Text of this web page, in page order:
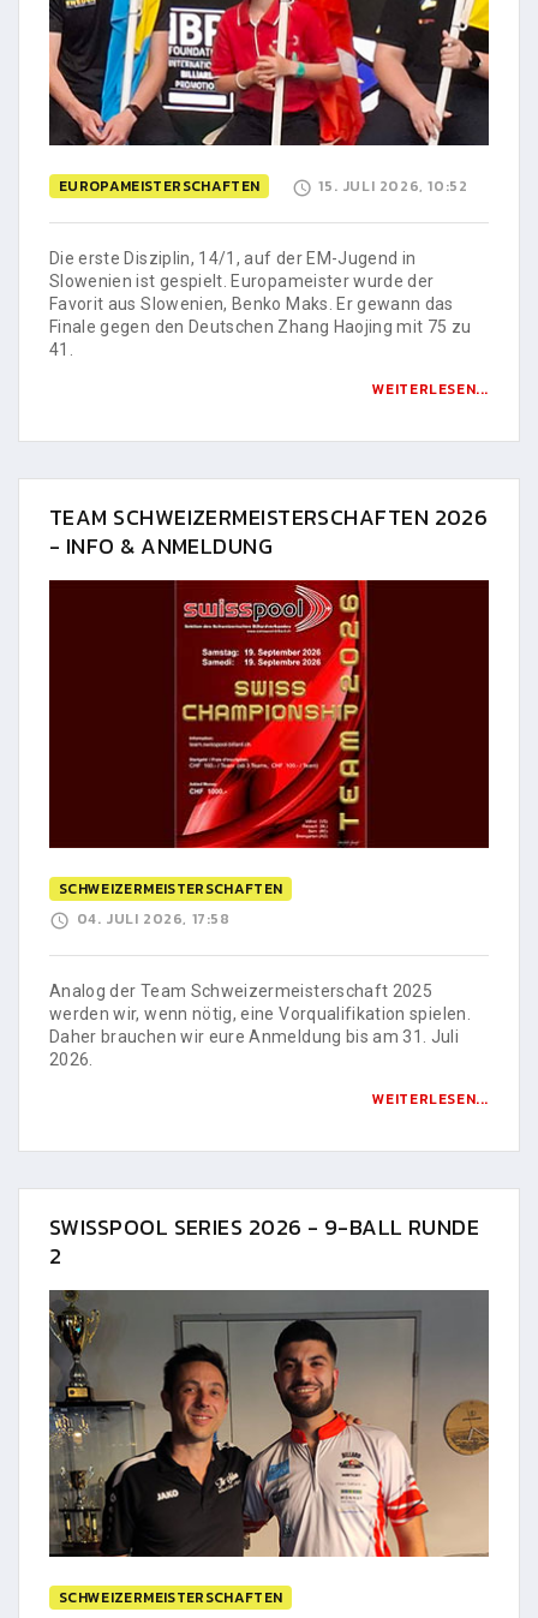
EUROPAMEISTERSCHAFTEN 15. JULI 2026, 10:52
Die erste Disziplin, 14/1, auf der EM-Jugend in
Slowenien ist gespielt. Europameister wurde der
Favorit aus Slowenien, Benko Maks. Er gewann das
Finale gegen den Deutschen Zhang Haojing mit 75 zu
41.
WEITERLESEN...
TEAM SCHWEIZERMEISTERSCHAFTEN 2026
- INFO & ANMELDUNG
SCHWEIZERMEISTERSCHAFTEN
04. JULI 2026, 17:58
Analog der Team Schweizermeisterschaft 2025
werden wir, wenn nötig, eine Vorqualifikation spielen.
Daher brauchen wir eure Anmeldung bis am 31. Juli
2026.
WEITERLESEN...
SWISSPOOL SERIES 2026 - 9-BALL RUNDE
2
SCHWEIZERMEISTERSCHAFTEN